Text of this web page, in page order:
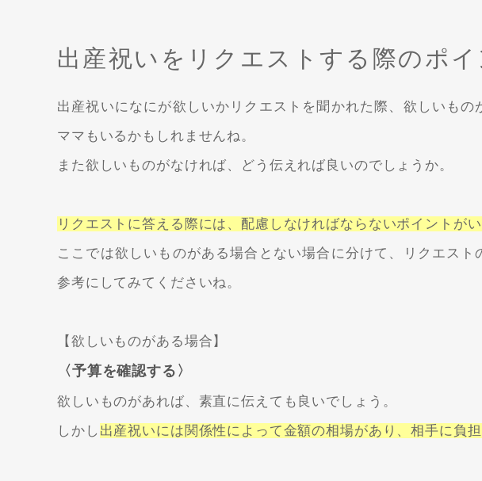
出産祝いをリクエストする際のポイ
出産祝いになにが欲しいかリクエストを聞かれた際、欲しいもの
ママもいるかもしれませんね。
また欲しいものがなければ、どう伝えれば良いのでしょうか。
リクエストに答える際には、配慮しなければならないポイントがい
ここでは欲しいものがある場合とない場合に分けて、リクエス
参考にしてみてくださいね。
【欲しいものがある場合】
〈予算を確認する〉
欲しいものがあれば、素直に伝えても良いでしょう。
しかし 出産祝いには関係性によって金額の相場があり、相手に負